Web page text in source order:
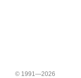
© 1991—2026